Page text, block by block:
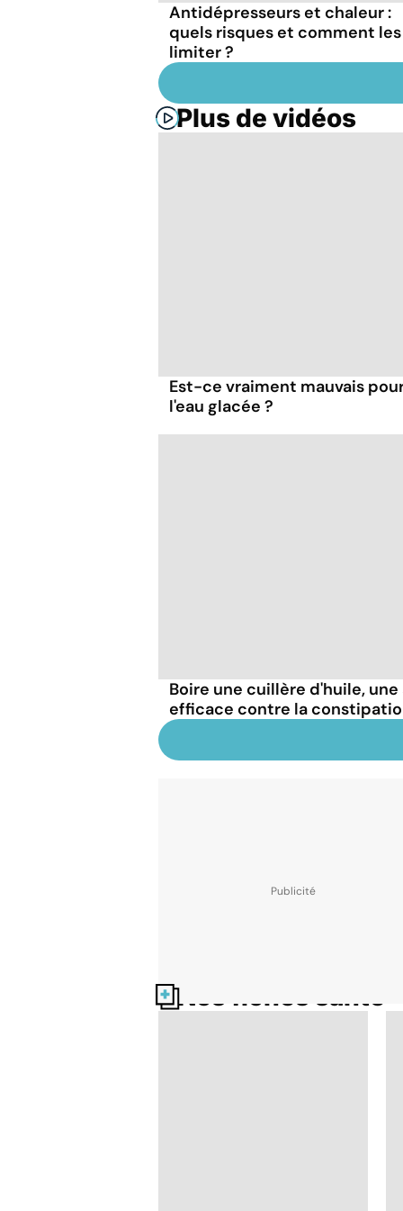
Antidépresseurs et chaleur :
quels risques et comment les
limiter ?
Plus de vidéos
Est-ce vraiment mauvais
l'eau glacée ?
Boire une cuillère d'huile,
efficace contre la
Nos fiches santé